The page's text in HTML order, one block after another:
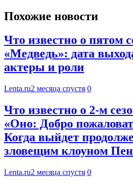
Похожие новости
Что известно о пятом
«Медведь»: дата
актеры и роли
Lenta.ru2 месяца спустя 0
Что известно о 2-м
«Оно: Добро
Когда выйдет
зловещим клоуном
Lenta.ru2 месяца спустя 0